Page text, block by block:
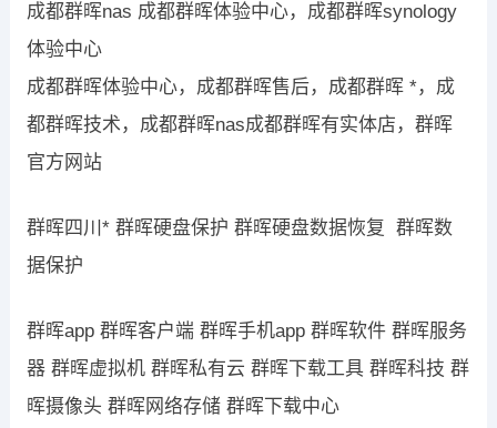
成都群晖nas 成都群晖体验中心，成都群晖synology
体验中心
成都群晖体验中心，成都群晖售后，成都群晖 *，成
都群晖技术，成都群晖nas成都群晖有实体店，群晖
官方网站
群晖四川* 群晖硬盘保护 群晖硬盘数据恢复 群晖数
据保护
群晖app 群晖客户端 群晖手机app 群晖软件 群晖服务
器 群晖虚拟机 群晖私有云 群晖下载工具 群晖科技 群
晖摄像头 群晖网络存储 群晖下载中心